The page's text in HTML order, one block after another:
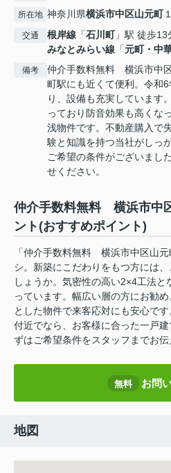
所在地 神奈川県横浜市中区山元町
交通 根岸線 「石川町」駅 徒歩13
みなとみらい線 「元町・中
備考
仲介手数料無料 横浜市中
町駅にも近くて便利。令和
り、設備も充実しています
っており防音効果も高くな
浅物件です。不動産購入で
験と知識を持つ当社がしっ
ご希望の条件がございまし
せください。
仲介手数料無料 横浜市中
ント(おすすめポイント)
「仲介手数料無料 横浜市中区山
シ。新築にこだわりをもつ方には
しょうか。気密性の高い2×4工法
っています。幅広い層の方にお勧
とした物件で来客応対にも安心で
付近でなら、お客様に合った一戸
ずはご希望条件をスタッフまでお伝
無料 お問
地図